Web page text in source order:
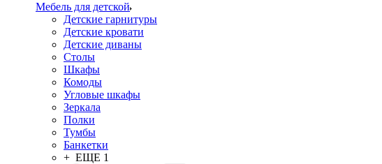
Мебель для детской
Детские гарнитуры
Детские кровати
Детские диваны
Столы
Шкафы
Комоды
Угловые шкафы
Зеркала
Полки
Тумбы
Банкетки
+ ЕЩЕ 1